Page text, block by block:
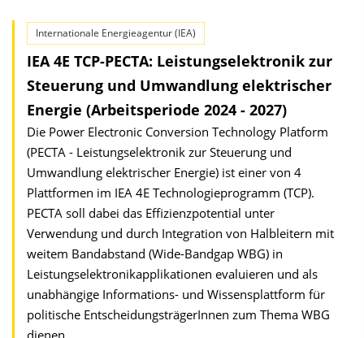
Internationale Energieagentur (IEA)
IEA 4E TCP-PECTA: Leistungselektronik zur
Steuerung und Umwandlung elektrischer
Energie (Arbeitsperiode 2024 - 2027)
Die Power Electronic Conversion Technology Platform
(PECTA - Leistungselektronik zur Steuerung und
Umwandlung elektrischer Energie) ist einer von 4
Plattformen im IEA 4E Technologieprogramm (TCP).
PECTA soll dabei das Effizienzpotential unter
Verwendung und durch Integration von Halbleitern mit
weitem Bandabstand (Wide-Bandgap WBG) in
Leistungselektronikapplikationen evaluieren und als
unabhängige Informations- und Wissensplattform für
politische EntscheidungsträgerInnen zum Thema WBG
dienen.